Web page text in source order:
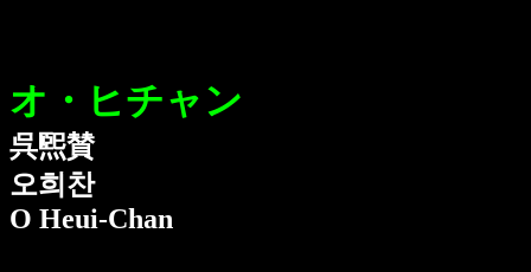
オ・ヒチャン
呉煕賛
오희찬
O Heui-Chan